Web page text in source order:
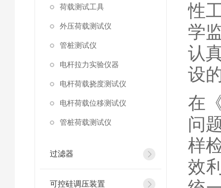
荷载测试工具
外压荷载测试仪
管桩测试仪
电杆拉力实验仪器
电杆荷载挠度测试仪
电杆荷载位移测试仪
管桩荷载测试仪
过滤器
可控硅调压装置
性
学
认
设
在
问
样
效